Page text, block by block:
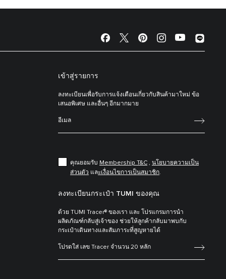
เข้าสู่รายการ
ลงทะเบียนเพื่อรับการแจ้งเตือนเกี่ยวกับสินค้ามาใหม่ ข้อ
เสนอพิเศษ และอื่นๆ อีกมากมาย
คุณยอมรับ Membership T&C , นโยบายความเป็น
ส่วนตัว และเงื่อนไขการเป็นสมาชิก.
ลงทะเบียนกระเป๋า TUMI ของคุณ
ด้วย TUMI Tracer® ของเรา และ โปรแกรมการนำ
ผลิตภัณฑ์กลับสู่เจ้าของ ช่วยให้ลูกค้ากลับมาพบกับ
กระเป๋าเดินทางและสัมภาระที่สูญหายได้